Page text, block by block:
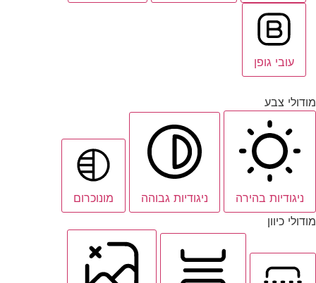
עובי גופן
מודולי צבע
ניגודיות בהירה ניגודיות גבוהה
מונוכרום
מודולי כיוון